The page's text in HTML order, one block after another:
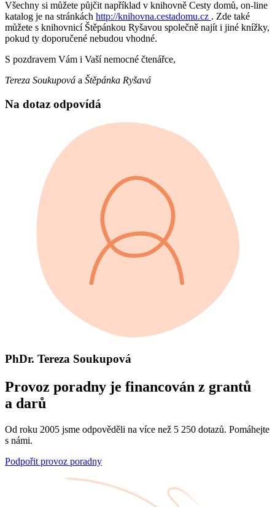
Všechny si můžete půjčit například v knihovně Cesty domů, on-line
katalog je na stránkách http://knihovna.cestadomu.cz . Zde také
můžete s knihovnicí Štěpánkou Ryšavou společně najít i jiné knížky,
pokud ty doporučené nebudou vhodné.
S pozdravem Vám i Vaší nemocné čtenářce,
Tereza Soukupová a Štěpánka Ryšavá
Na dotaz odpovídá
PhDr. Tereza Soukupová
Provoz poradny je financován z grantů
a darů
Od roku 2005 jsme odpověděli na více než 5 250 dotazů. Pomáhejte
s námi.
Podpořit provoz poradny